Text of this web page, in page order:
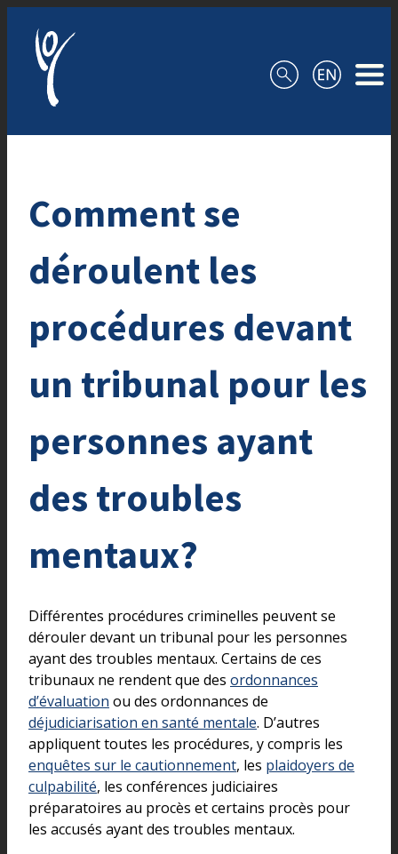
Comment se
déroulent les
procédures devant
un tribunal pour les
personnes ayant
des troubles
mentaux?
Différentes procédures criminelles peuvent se
dérouler devant un tribunal pour les personnes
ayant des troubles mentaux. Certains de ces
tribunaux ne rendent que des ordonnances
d’évaluation ou des ordonnances de
déjudiciarisation en santé mentale. D’autres
appliquent toutes les procédures, y compris les
enquêtes sur le cautionnement, les plaidoyers de
culpabilité, les conférences judiciaires
préparatoires au procès et certains procès pour
les accusés ayant des troubles mentaux.